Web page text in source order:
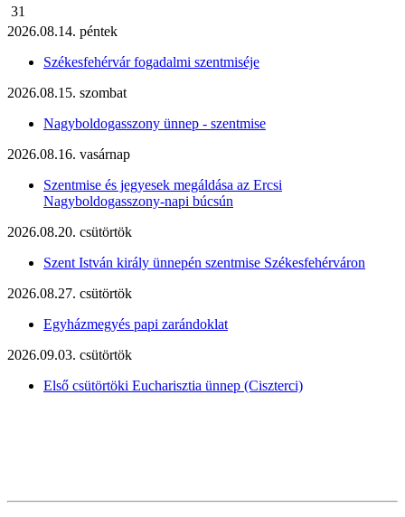
31
2026.08.14. péntek
Székesfehérvár fogadalmi szentmiséje
2026.08.15. szombat
Nagyboldogasszony ünnep - szentmise
2026.08.16. vasárnap
Szentmise és jegyesek megáldása az Ercsi
Nagyboldogasszony-napi búcsún
2026.08.20. csütörtök
Szent István király ünnepén szentmise Székesfehérváron
2026.08.27. csütörtök
Egyházmegyés papi zarándoklat
2026.09.03. csütörtök
Első csütörtöki Eucharisztia ünnep (Ciszterci)